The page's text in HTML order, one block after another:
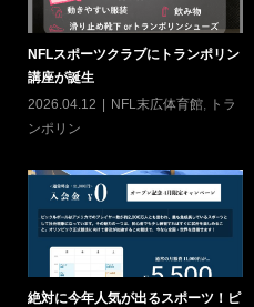
NFLスポーツクラブにトランポリン
講座が誕生
2026.04.12
NFL末広体育館, トラ
ンポリン
絶対に今年人気が出るスポーツ！ピ